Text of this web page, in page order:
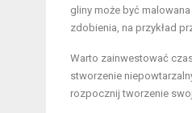
gliny może być
zdobienia, na przykład
Warto zainwestować
stworzenie
rozpocznij tworzenie